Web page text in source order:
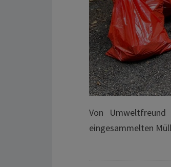
Von
eingesammelten